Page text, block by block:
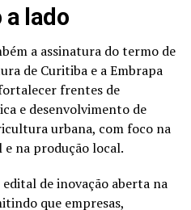
a lado
a assinatura do termo de
de Curitiba e a Embrapa
frentes de
e desenvolvimento de
urbana, com foco na
na produção local.
de inovação aberta na
que empresas,